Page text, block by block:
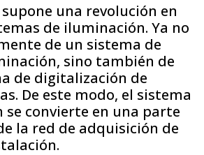
supone una revolución en
de iluminación. Ya no
de un sistema de
sino también de
de digitalización de
De este modo, el sistema
convierte en una parte
la red de adquisición de